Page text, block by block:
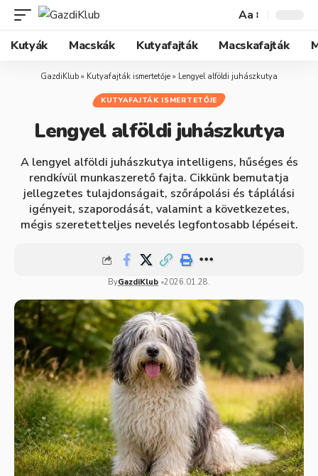
Aa
Kutyák
Macskák Kutyafajták Macskafajták
GazdiKlub » Kutyafajták ismertetője » Lengyel alföldi juhászkutya
KUTYAFAJTÁK ISMERTETŐJE
Lengyel alföldi juhászkutya
A lengyel alföldi juhászkutya intelligens, hűséges és
rendkívül munkaszerető fajta. Cikkünk bemutatja
jellegzetes tulajdonságait, szőrápolási és táplálási
igényeit, szaporodását, valamint a következetes,
mégis szeretetteljes nevelés legfontosabb lépéseit.
ByGazdiKlub 2026.01.28.